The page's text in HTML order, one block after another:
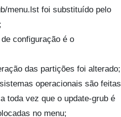
menu.lst foi substituído pelo
configuração é o
das partições foi alterado;
operacionais são feitas
toda vez que o update-grub é
no menu;